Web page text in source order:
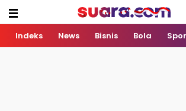
Indeks News Bisnis Bola